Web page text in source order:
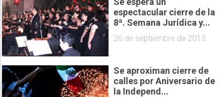
espectacular cierre de la
8ª. Semana Jurídica y...
26 de septiembre de 2013
Se aproximan cierre de
calles por Aniversario de
la Independ...